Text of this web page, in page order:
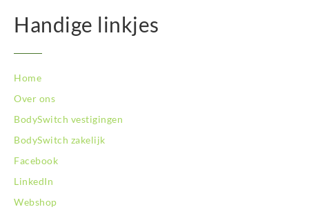
Handige linkjes
Home
Over ons
BodySwitch vestigingen
BodySwitch zakelijk
Facebook
LinkedIn
Webshop